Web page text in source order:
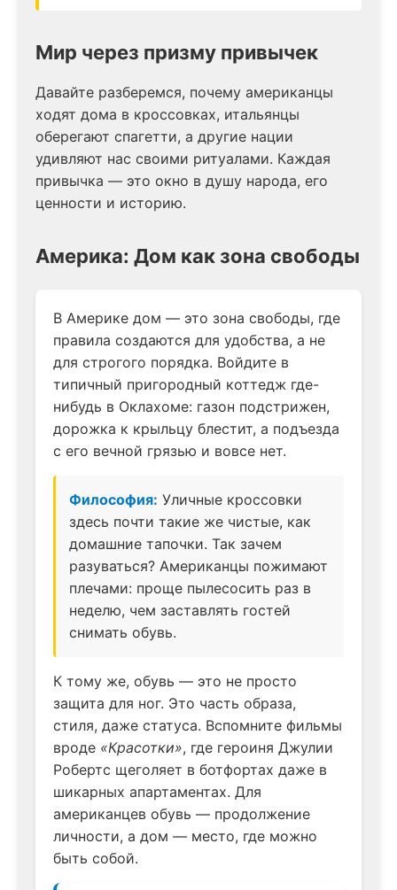
Мир через призму привычек
Давайте разберемся, почему американцы
ходят дома в кроссовках, итальянцы
оберегают спагетти, а другие нации
удивляют нас своими ритуалами. Каждая
привычка — это окно в душу народа, его
ценности и историю.
Америка: Дом как зона свободы
В Америке дом — это зона свободы, где
правила создаются для удобства, а не
для строгого порядка. Войдите в
типичный пригородный коттедж где-
нибудь в Оклахоме: газон подстрижен,
дорожка к крыльцу блестит, а подъезда
с его вечной грязью и вовсе нет.
Философия: Уличные кроссовки
здесь почти такие же чистые, как
домашние тапочки. Так зачем
разуваться? Американцы пожимают
плечами: проще пылесосить раз в
неделю, чем заставлять гостей
снимать обувь.
К тому же, обувь — это не просто
защита для ног. Это часть образа,
стиля, даже статуса. Вспомните фильмы
вроде «Красотки», где героиня Джулии
Робертс щеголяет в ботфортах даже в
шикарных апартаментах. Для
американцев обувь — продолжение
личности, а дом — место, где можно
быть собой.